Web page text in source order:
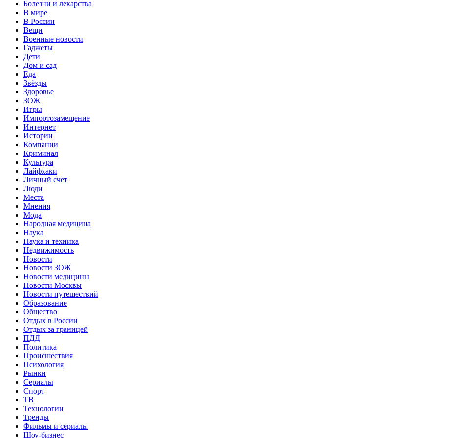
Болезни и лекарства
В мире
В России
Вещи
Военные новости
Гаджеты
Дети
Дом и сад
Еда
Звёзды
Здоровье
ЗОЖ
Игры
Импортозамещение
Интернет
Истории
Компании
Криминал
Культура
Лайфхаки
Личный счет
Люди
Места
Мнения
Мода
Народная медицина
Наука
Наука и техника
Недвижимость
Новости
Новости ЗОЖ
Новости медицины
Новости Москвы
Новости путешествий
Образование
Общество
Отдых в России
Отдых за границей
ПДД
Политика
Происшествия
Психология
Рынки
Сериалы
Спорт
ТВ
Технологии
Тренды
Фильмы и сериалы
Шоу-бизнес